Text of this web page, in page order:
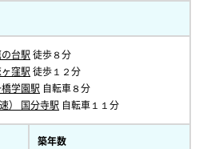
台駅 徒歩８分
窪駅 徒歩１２分
学園駅 自転車８分
） 国分寺駅 自転車１１分
築年数